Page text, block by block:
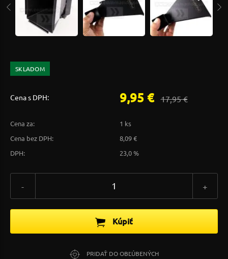
SKLADOM
Cena s DPH: 9,95 € 17,95 €
Cena za:
1 ks
Cena bez DPH:
8,09 €
DPH:
23,0 %
- +
Kúpiť
PRIDAŤ DO OBĽÚBENÝCH